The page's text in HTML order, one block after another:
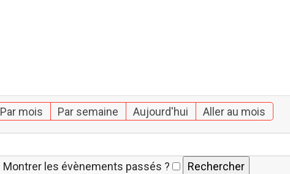
Par mois Par semaine Aujourd'hui Aller au mois
Montrer les évènements passés ?